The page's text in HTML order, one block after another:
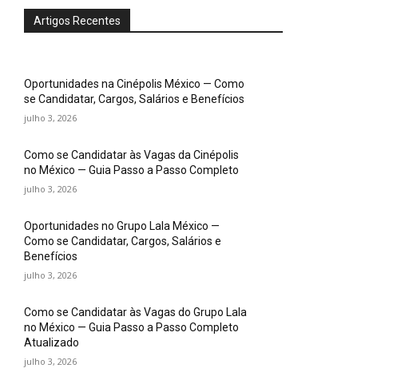
Artigos Recentes
Oportunidades na Cinépolis México — Como
se Candidatar, Cargos, Salários e Benefícios
julho 3, 2026
Como se Candidatar às Vagas da Cinépolis
no México — Guia Passo a Passo Completo
julho 3, 2026
Oportunidades no Grupo Lala México —
Como se Candidatar, Cargos, Salários e
Benefícios
julho 3, 2026
Como se Candidatar às Vagas do Grupo Lala
no México — Guia Passo a Passo Completo
Atualizado
julho 3, 2026